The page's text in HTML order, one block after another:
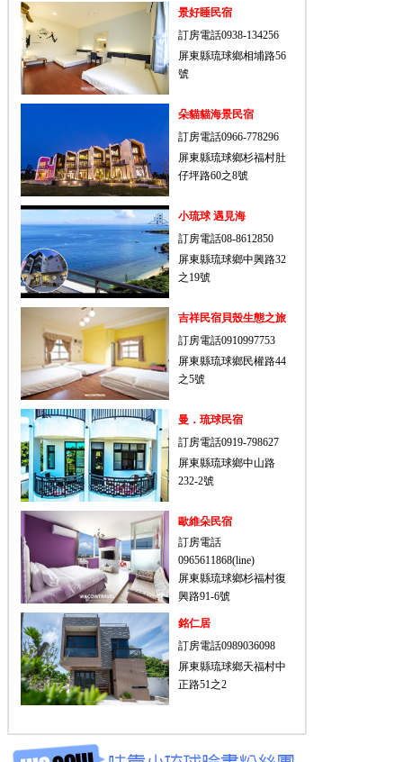
景好睡民宿
訂房電話0938-134256
屏東縣琉球鄉相埔路56
號
朵貓貓海景民宿
訂房電話0966-778296
屏東縣琉球鄉杉福村肚
仔坪路60之8號
小琉球 遇見海
訂房電話08-8612850
屏東縣琉球鄉中興路32
之19號
吉祥民宿貝殼生態之旅
訂房電話0910997753
屏東縣琉球鄉民權路44
之5號
曼．琉球民宿
訂房電話0919-798627
屏東縣琉球鄉中山路
232-2號
歐維朵民宿
訂房電話
0965611868(line)
屏東縣琉球鄉杉福村復
興路91-6號
銘仁居
訂房電話0989036098
屏東縣琉球鄉天福村中
正路51之2